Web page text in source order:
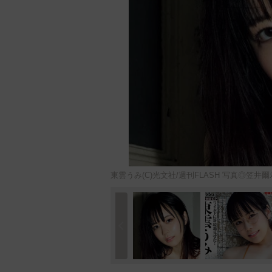
東雲うみ(C)光文社/週刊FLASH 写真◎笠井爾